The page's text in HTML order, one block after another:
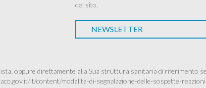
del sito.
NEWSLETTER
oppure direttamente alla Sua struttura sanitaria di riferimento
it/content/modalità-di-segnalazione-delle-sospette-